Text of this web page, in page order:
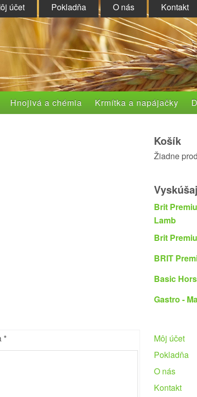
účet Pokladňa O nás Kontakt
Hnojivá a chémia Krmítka a napájačky
*
Košík
Žiadne
Brit
Lamb
Brit
BRIT
Basic
Gastro -
Môj účet
Pokladňa
O nás
Kontakt